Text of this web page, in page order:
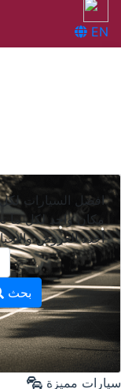
EN
افضل السيارات لكل
مكان واحد لكل ما
أجدد العروض
بحث
سيارات مميزة